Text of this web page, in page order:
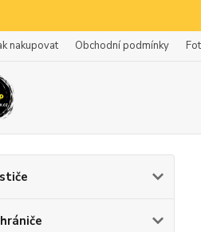
nakupovat Obchodní podmínky